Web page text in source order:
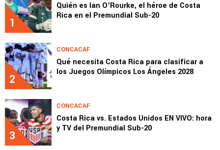
1
Quién es Ian O’Rourke, el héroe de Costa
Rica en el Premundial Sub-20
2
CONCACAF
Qué necesita Costa Rica para clasificar a
los Juegos Olímpicos Los Ángeles 2028
3
CONCACAF
Costa Rica vs. Estados Unidos EN VIVO: hora
y TV del Premundial Sub-20